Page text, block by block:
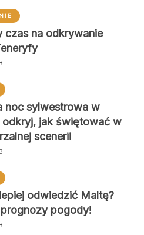
czas na odkrywanie
noc sylwestrowa w
odkryj, jak świętować w
scenerii
odwiedzić Maltę?
pogody!